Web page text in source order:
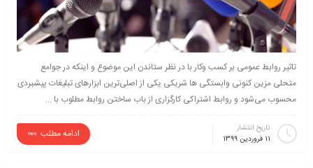
تاثیر روابط عمومی بر کسب وکار با در نظر ستاندن این موضوع و اینکه در جوامع
متحلی مزین كنونی وابستگی ها شریكی یکی از اصلی‌ترین ابزارهای تبلیغات پیشبردی
محسوب می‌شود و روابط اشتراكی كارگزاری از باب ساختن روابط مطلوب با ...
تاریخ انتشار
11 فروردین 1399
ادامه مطلب